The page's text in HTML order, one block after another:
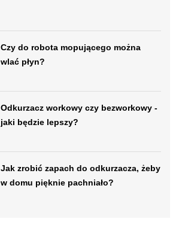
Czy do robota mopującego można
wlać płyn?
Odkurzacz workowy czy bezworkowy -
jaki będzie lepszy?
Jak zrobić zapach do odkurzacza, żeby
w domu pięknie pachniało?